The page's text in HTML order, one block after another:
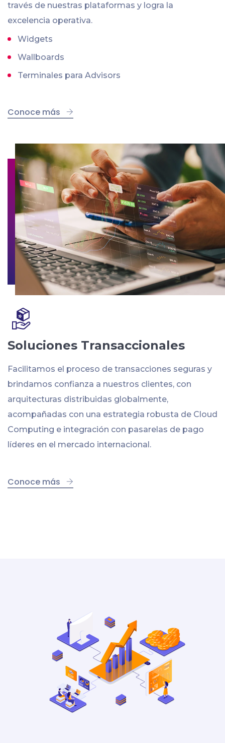
través de nuestras plataformas y logra la
excelencia operativa.
Widgets
Wallboards
Terminales para Advisors
Conoce más
Soluciones Transaccionales
Facilitamos el proceso de transacciones seguras y
brindamos confianza a nuestros clientes, con
arquitecturas distribuidas globalmente,
acompañadas con una estrategia robusta de Cloud
Computing e integración con pasarelas de pago
líderes en el mercado internacional.
Conoce más